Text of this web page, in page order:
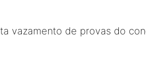
vazamento de provas do